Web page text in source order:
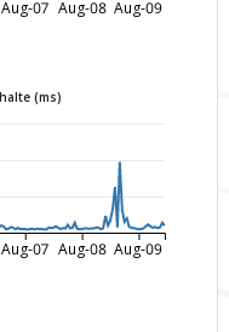
Aug-07 Aug-08 Aug-09
(ms)
Aug-07 Aug-08 Aug-09